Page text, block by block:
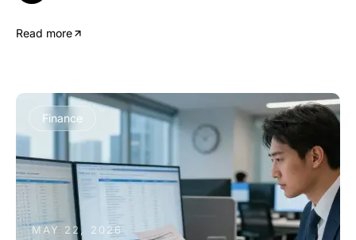
Read more
Finance
MAY 22, 2026